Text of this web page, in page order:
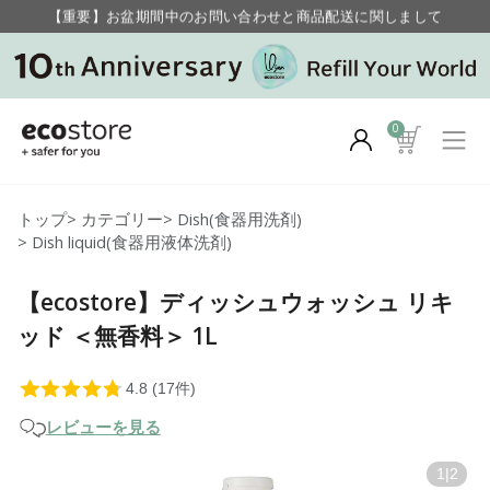
毎月お得にポイントが貯まる！ “月のポイントアップデー”
【重要】お盆期間中のお問い合わせと商品配送に関しまして
毎月お得にポイントが貯まる！ “月のポイントアップデー”
0
トップ> カテゴリー> Dish(食器用洗剤)
> Dish liquid(食器用液体洗剤)
【ecostore】ディッシュウォッシュ リキ
ッド ＜無香料＞ 1L
レビューを見る
1 2